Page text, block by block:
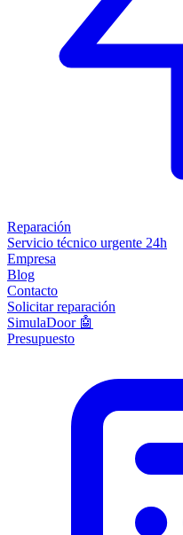
Reparación
Servicio técnico urgente 24h
Empresa
Blog
Contacto
Solicitar reparación
SimulaDoor 🤖
Presupuesto